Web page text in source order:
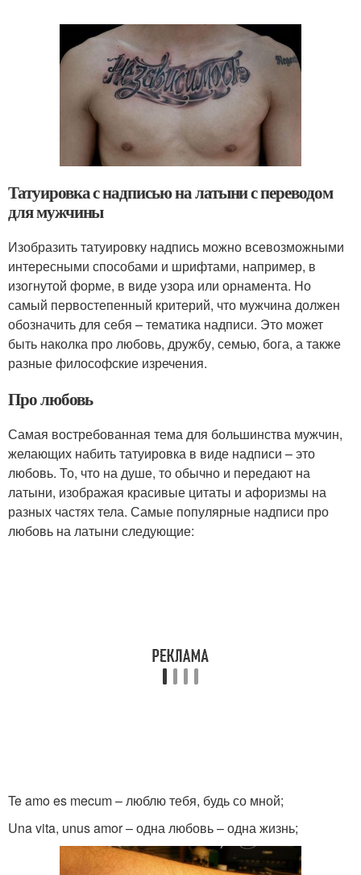
Татуировка с надписью на латыни с переводом
для мужчины
Изобразить татуировку надпись можно всевозможными
интересными способами и шрифтами, например, в
изогнутой форме, в виде узора или орнамента. Но
самый первостепенный критерий, что мужчина должен
обозначить для себя – тематика надписи. Это может
быть наколка про любовь, дружбу, семью, бога, а также
разные философские изречения.
Про любовь
Самая востребованная тема для большинства мужчин,
желающих набить татуировка в виде надписи – это
любовь. То, что на душе, то обычно и передают на
латыни, изображая красивые цитаты и афоризмы на
разных частях тела. Самые популярные надписи про
любовь на латыни следующие:
Te amo es mecum – люблю тебя, будь со мной;
Una vita, unus amor – одна любовь – одна жизнь;